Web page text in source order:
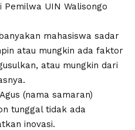
Pemilwa UIN Walisongo
mahasiswa sadar
atau mungkin ada faktor
atau mungkin dari
(nama samaran)
tunggal tidak ada
inovasi.